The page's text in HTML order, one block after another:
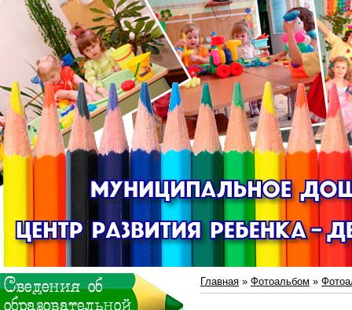
Главная » Фотоальбом »